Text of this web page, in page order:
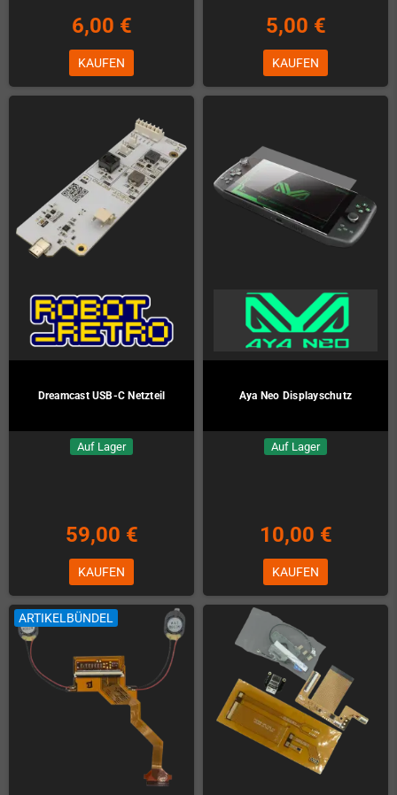
6,00 €
KAUFEN
5,00 €
KAUFEN
Dreamcast USB-C Netzteil
Auf Lager
59,00 €
KAUFEN
Aya Neo Displayschutz
Auf Lager
10,00 €
KAUFEN
ARTIKELBÜNDEL